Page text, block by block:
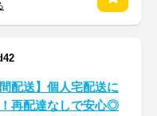
間配送】個人宅配送に
再配達なしで安心◎